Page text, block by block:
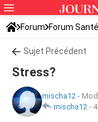
Forum Forum
Sujet Précédent
Stress?
mischa12 -
mischa12 -